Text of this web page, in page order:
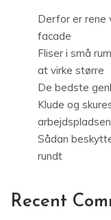
Derfor er rene
facade
Fliser i små
at virke større
De bedste
Klude og
arbejdspladsen
Sådan
rundt
Recent